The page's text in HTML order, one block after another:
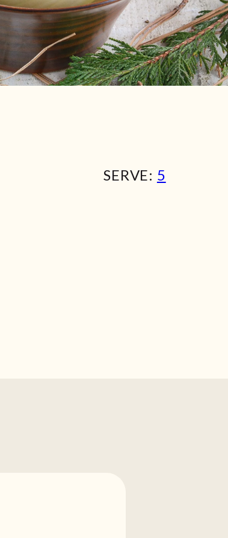
SERVE: 5